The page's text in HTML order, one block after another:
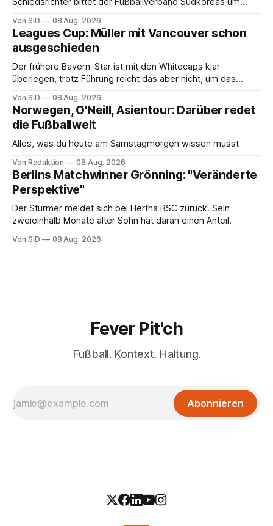
Von SID 08 Aug. 2026
Leagues Cup: Müller mit Vancouver schon
ausgeschieden
Der frühere Bayern-Star ist mit den Whitecaps klar
überlegen, trotz Führung reicht das aber nicht, um das
Von SID 08 Aug. 2026
Norwegen, O'Neill, Asientour: Darüber redet
die Fußballwelt
Alles, was du heute am Samstagmorgen wissen musst
Von Redaktion 08 Aug. 2026
Berlins Matchwinner Grönning: "Veränderte
Perspektive"
Der Stürmer meldet sich bei Hertha BSC zurück. Sein
zweieinhalb Monate alter Sohn hat daran einen Anteil.
Von SID 08 Aug. 2026
Fever Pit'ch
Fußball. Kontext. Haltung.
Abonnieren